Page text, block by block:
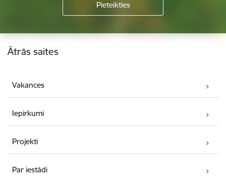
Kājene
Ātrās saites
Vakances
Iepirkumi
Projekti
Par iestādi